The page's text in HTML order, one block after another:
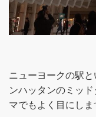
ニューヨークの駅
ンハッタンのミッ
マでもよく目にしま